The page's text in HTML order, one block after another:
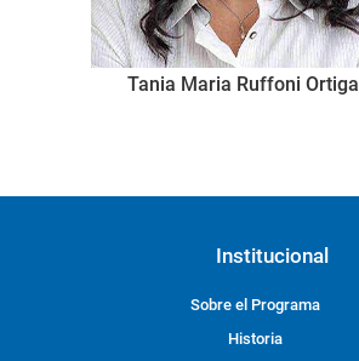
Tania Maria Ruffoni Ortiga
Institucional
Sobre el Programa
Historia